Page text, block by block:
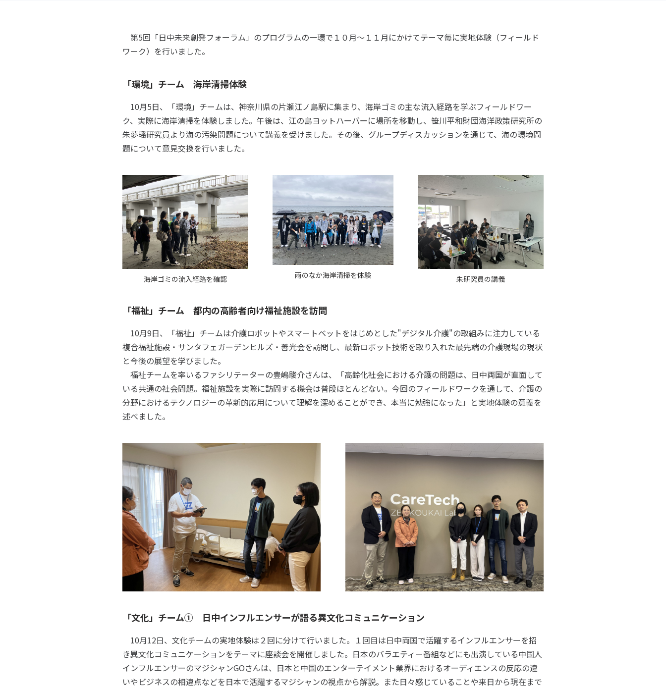
第5回「日中未来創発フォーラム」のプログラムの一環で１０月～１１月にかけてテーマ毎に実地体験（フィールド
ワーク）を行いました。
「環境」チーム 海岸清掃体験
10月5日、「環境」チームは、神奈川県の片瀬江ノ島駅に集まり、海岸ゴミの主な流入経路を学ぶフィールドワー
ク、実際に海岸清掃を体験しました。午後は、江の島ヨットハーバーに場所を移動し、笹川平和財団海洋政策研究所の
朱夢瑶研究員より海の汚染問題について講義を受けました。その後、グループディスカッションを通じて、海の環境問
題について意見交換を行いました。
海岸ゴミの流入経路を確認 雨のなか海岸清掃を体験 朱研究員の講義
「福祉」チーム 都内の高齢者向け福祉施設を訪問
10月9日、「福祉」チームは介護ロボットやスマートベットをはじめとした"デジタル介護"の取組みに注力している
複合福祉施設・サンタフェガーデンヒルズ・善光会を訪問し、最新ロボット技術を取り入れた最先端の介護現場の現状
と今後の展望を学びました。
福祉チームを率いるファシリテーターの豊嶋駿介さんは、「高齢化社会における介護の問題は、日中両国が直面して
いる共通の社会問題。福祉施設を実際に訪問する機会は普段ほとんどない。今回のフィールドワークを通して、介護の
分野におけるテクノロジーの革新的応用について理解を深めることができ、本当に勉強になった」と実地体験の意義を
述べました。
「文化」チーム① 日中インフルエンサーが語る異文化コミュニケーション
10月12日、文化チームの実地体験は２回に分けて行いました。１回目は日中両国で活躍するインフルエンサーを招
き異文化コミュニケーションをテーマに座談会を開催しました。日本のバラエティー番組などにも出演している中国人
インフルエンサーのマジシャンGOさんは、日本と中国のエンターテイメント業界におけるオーディエンスの反応の違
いやビジネスの相違点などを日本で活躍するマジシャンの視点から解説。また日々感じていることや来日から現在まで